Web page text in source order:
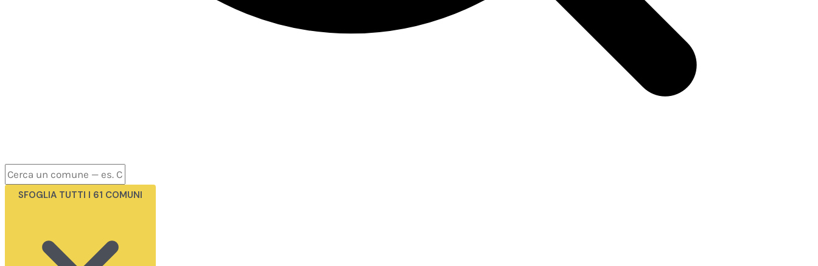
SFOGLIA TUTTI I 61 COMUNI